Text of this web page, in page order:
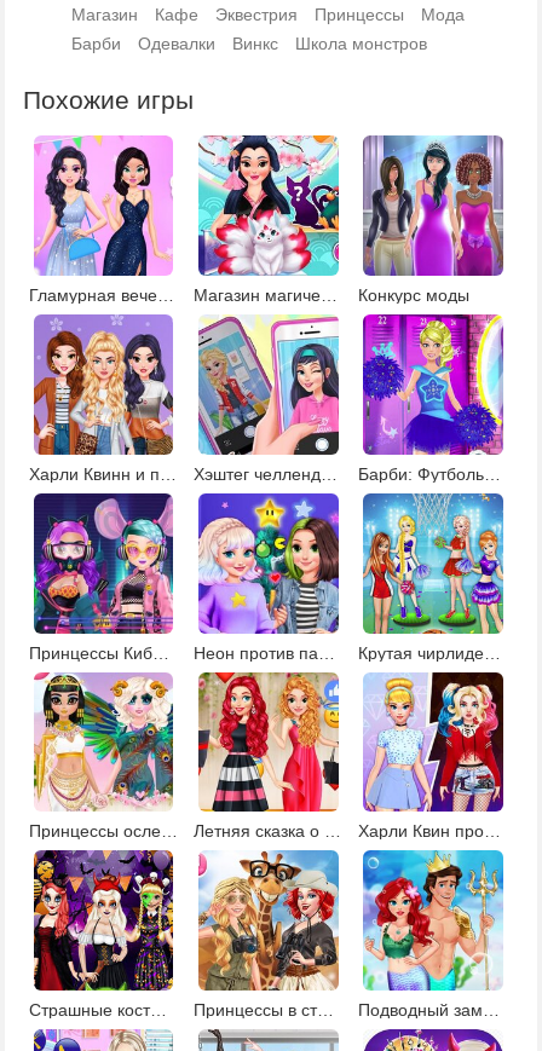
Магазин
Кафе Эквестрия Принцессы
Мода
Барби
Одевалки Винкс Школа монстров
Похожие игры
Гламурная вечеринка Магазин магических существ Конкурс моды
Барби: Футбольные болельщицы
Принцессы КиберПанк 220 Крутая чирлидерша
Принцессы ослепительные богини Летняя сказка о принцессе Харли Квин против Золушки: модная битва
Страшные костюмы Рапунцель и Ариэль Принцессы в стиле сафари Подводный замок русалочки